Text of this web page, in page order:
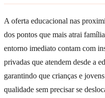
A oferta educacional nas
dos pontos que mais atrai
entorno imediato contam com
privadas que atendem desde a
garantindo que crianças e
qualidade sem precisar se